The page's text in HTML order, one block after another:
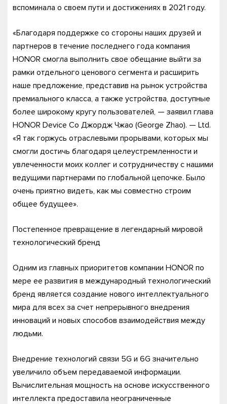
вспоминала о своем пути и достижениях в 2021 году.
«Благодаря поддержке со стороны наших друзей и
партнеров в течение последнего года компания
HONOR смогла выполнить свое обещание выйти за
рамки отдельного ценового сегмента и расширить
наше предложение, представив на рынок устройства
премиального класса, а также устройства, доступные
более широкому кругу пользователей, — заявил глава
HONOR Device Co Джордж Чжао (George Zhao). — Ltd.
«Я так горжусь отраслевыми прорывами, которых мы
смогли достичь благодаря целеустремленности и
увлеченности моих коллег и сотрудничеству с нашими
ведущими партнерами по глобальной цепочке. Было
очень приятно видеть, как мы совместно строим
общее будущее».
Постепенное превращение в легендарный мировой
технологический бренд
Одним из главных приоритетов компании HONOR по
мере ее развития в международный технологический
бренд является создание нового интеллектуального
мира для всех за счет непрерывного внедрения
инноваций и новых способов взаимодействия между
людьми.
Внедрение технологий связи 5G и 6G значительно
увеличило объем передаваемой информации.
Вычислительная мощность на основе искусственного
интеллекта предоставила неограниченные